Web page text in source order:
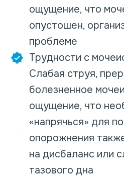
ощущение, что
опустошен,
проблеме
Трудности с
Слабая струя,
болезненное
ощущение, что
«напрячься» для
опорожнения
на дисбаланс или
тазового дна